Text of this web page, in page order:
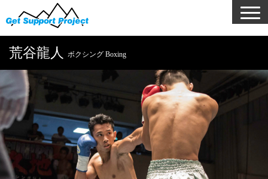
荒谷龍人 ボクシング Boxing